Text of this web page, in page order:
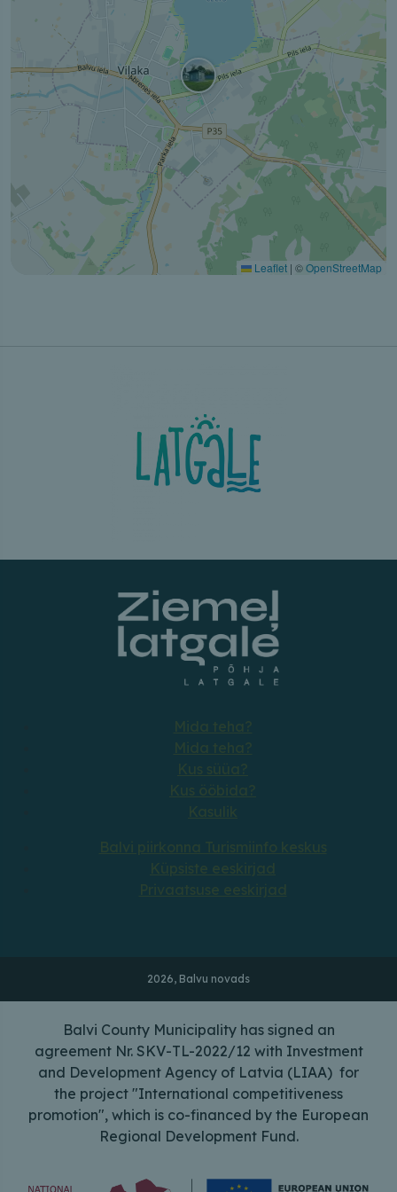
Leaflet | ©OpenStreetMap
Mida teha?
Mida teha?
Kus ööbida?
Kasulik
Balvi piirkonna Turismiinfo keskus
Küpsiste eeskirjad
Privaatsuse eeskirjad
2026, Balvu novads
Balvi County Municipality has signed an
agreement Nr. SKV-TL-2022/12 with Investment
and Development Agency of Latvia (LIAA) for
the project "International competitiveness
promotion", which is co-financed by the European
Regional Development Fund.